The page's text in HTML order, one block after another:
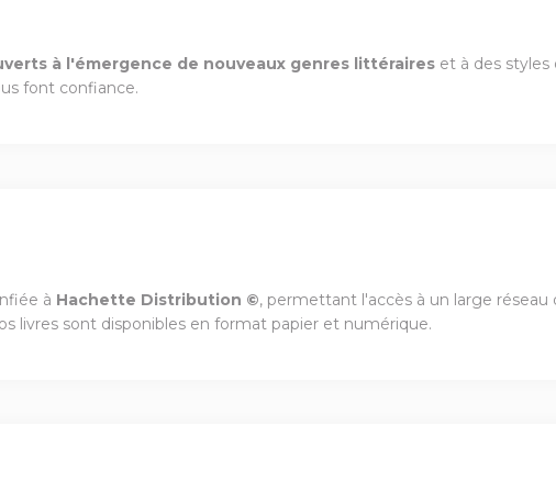
à l'émergence de nouveaux genres littéraires et à des
font confiance.
à Hachette Distribution ©, permettant l'accès à un large
livres sont disponibles en format papier et numérique.